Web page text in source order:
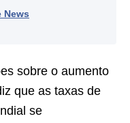
News
sobre o aumento
que as taxas de
se